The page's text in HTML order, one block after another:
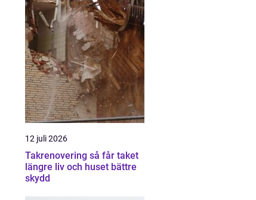
12 juli 2026
Takrenovering så får taket
längre liv och huset bättre
skydd